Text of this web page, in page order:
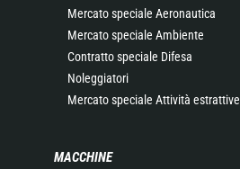
Mercato speciale Aeronautica
Mercato speciale Ambiente
Contratto speciale Difesa
Noleggiatori
Mercato speciale Attività estrattive
MACCHINE